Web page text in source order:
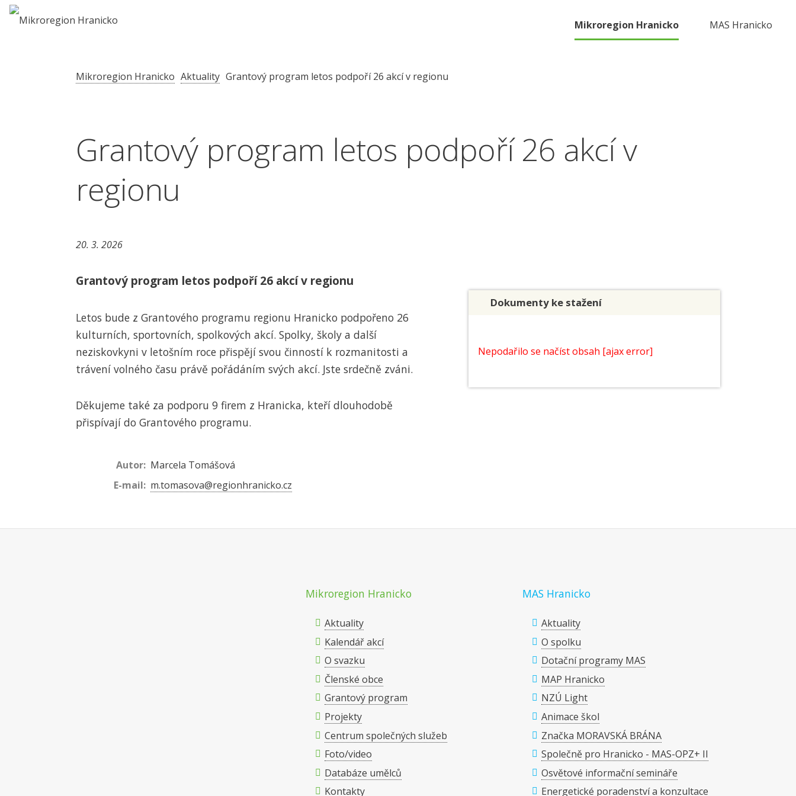
Mikroregion Hranicko MAS Hranicko
Mikroregion Hranicko Aktuality Grantový program letos podpoří 26 akcí v regionu
Grantový program letos podpoří 26 akcí v
regionu
20. 3. 2026
Grantový program letos podpoří 26 akcí v regionu
Letos bude z Grantového programu regionu Hranicko podpořeno 26
kulturních, sportovních, spolkových akcí. Spolky, školy a další
neziskovkyni v letošním roce přispějí svou činností k rozmanitosti a
trávení volného času právě pořádáním svých akcí. Jste srdečně zváni.
Děkujeme také za podporu 9 firem z Hranicka, kteří dlouhodobě
přispívají do Grantového programu.
Autor: Marcela Tomášová
E-mail: m.tomasova@regionhranicko.cz
Dokumenty ke stažení
Nepodařilo se načíst obsah [ajax error]
Mikroregion Hranicko
Aktuality
Kalendář akcí
O svazku
Členské obce
Grantový program
Projekty
Centrum společných služeb
Foto/video
Databáze umělců
Kontakty
MAS Hranicko
Aktuality
O spolku
Dotační programy MAS
MAP Hranicko
NZÚ Light
Animace škol
Značka MORAVSKÁ BRÁNA
Společně pro Hranicko - MAS-OPZ+ II
Osvětové informační semináře
Energetické poradenství a konzultace